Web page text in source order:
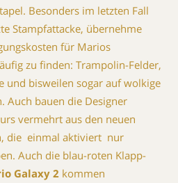
Besonders im letzten Fall
Stampfattacke, übernehme
für Marios
zu finden: Trampolin-Felder,
und bisweilen sogar auf wolkige
Auch bauen die Designer
vermehrt aus den neuen
 einmal aktiviert  nur
Auch die blau-roten Klapp-
Galaxy 2 kommen